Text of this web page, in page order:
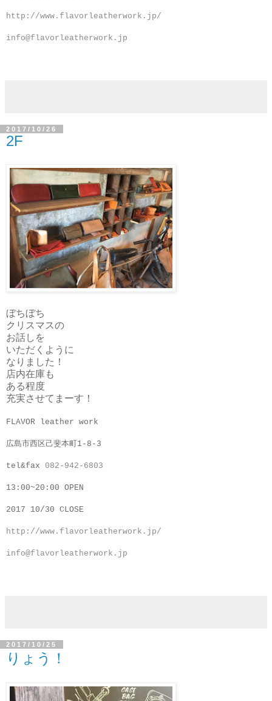
http://www.flavorleatherwork.jp/
info@flavorleatherwork.jp
2017/10/26
2F
ぼちぼち
クリスマスの
お話しを
いただくように
なりました！
店内在庫も
ある程度
充実させてまーす！
FLAVOR leather work
広島市西区己斐本町1-8-3
tel&fax 082-942-6803
13:00~20:00 OPEN
2017 10/30 CLOSE
http://www.flavorleatherwork.jp/
info@flavorleatherwork.jp
2017/10/25
りょう！